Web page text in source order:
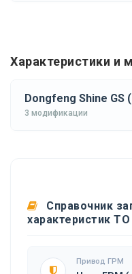
Характеристики и
Dongfeng Shine GS
3 модификации
Справочник
характеристик
Привод ГРМ